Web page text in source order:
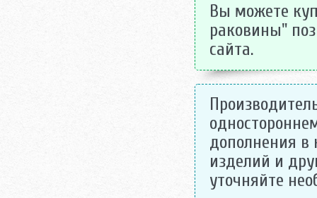
Вы можете
раковины"
сайта.
дополнения
изделий и
уточняйте